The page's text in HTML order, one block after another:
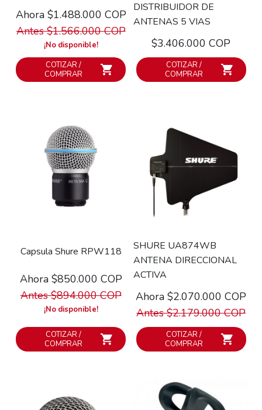
Ahora $1.488.000 COP
Antes $1.566.000 COP
¡No disponible!
COTIZAR /
COMPRAR
DISTRIBUIDOR DE
ANTENAS 5 VIAS
$3.406.000 COP
COTIZAR /
COMPRAR
Capsula Shure RPW118
Ahora $850.000 COP
Antes $894.000 COP
¡No disponible!
COTIZAR /
COMPRAR
SHURE UA874WB
ANTENA DIRECCIONAL
ACTIVA
Ahora $2.070.000 COP
Antes $2.179.000 COP
COTIZAR /
COMPRAR